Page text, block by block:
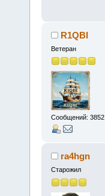
R1QBI
Ветеран
Сообщений: 3852
ra4hgn
Старожил